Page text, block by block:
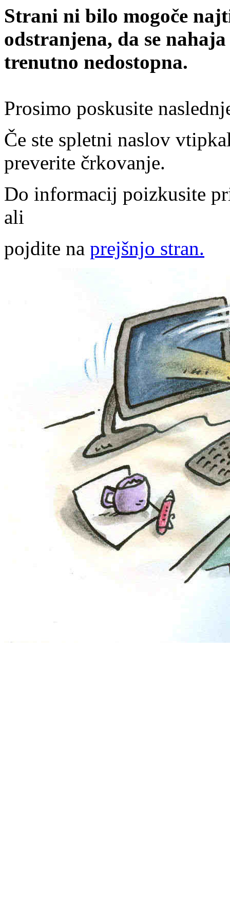
Strani ni bilo mogoče
odstranjena, da se
trenutno nedostopna.
Prosimo poskusite
Če ste spletni naslov
preverite črkovanje.
Do informacij poizkusite
ali
pojdite na prejšnjo stran.